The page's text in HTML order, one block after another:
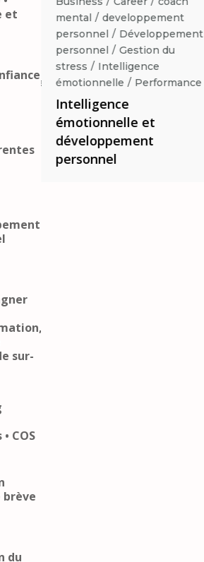
et
sur-
COS
brève
du
relaxation
mental
developpement
personnel
Développement
personnel
Gestion du
stress
Intelligence
émotionnelle
Performance
Intelligence
émotionnelle et
développement
personnel